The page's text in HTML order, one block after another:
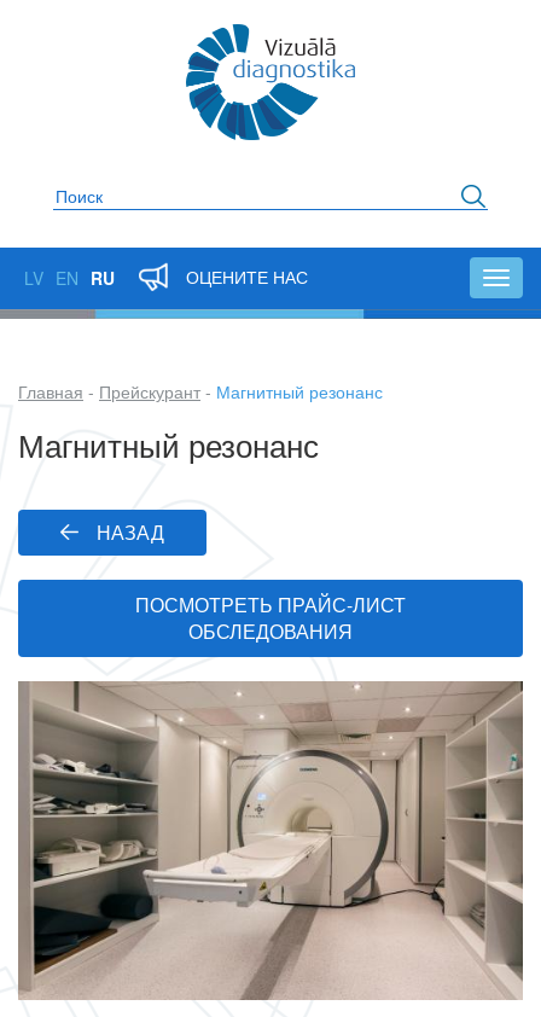
Поиск
LV EN RU ОЦЕНИТЕ НАС
Строка
навигации
Главная Прейскурант Магнитный резонанс
Магнитный резонанс
НАЗАД
ПОСМОТРЕТЬ ПРАЙС-ЛИСТ
ОБСЛЕДОВАНИЯ